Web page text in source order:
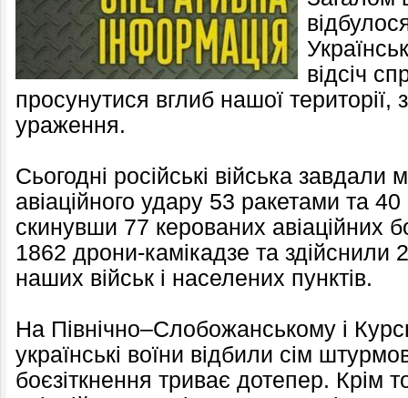
відсіч
просунутися вглиб нашої
ураження.
Сьогодні російські війська завдали
авіаційного удару 53 ракетами та 40
скинувши 77 керованих авіаційних
1862 дрони-камікадзе та здійснили
наших військ і населених пунктів.
На Північно–Слобожанському і
українські воїни відбили сім
боєзіткнення триває дотепер. Крім